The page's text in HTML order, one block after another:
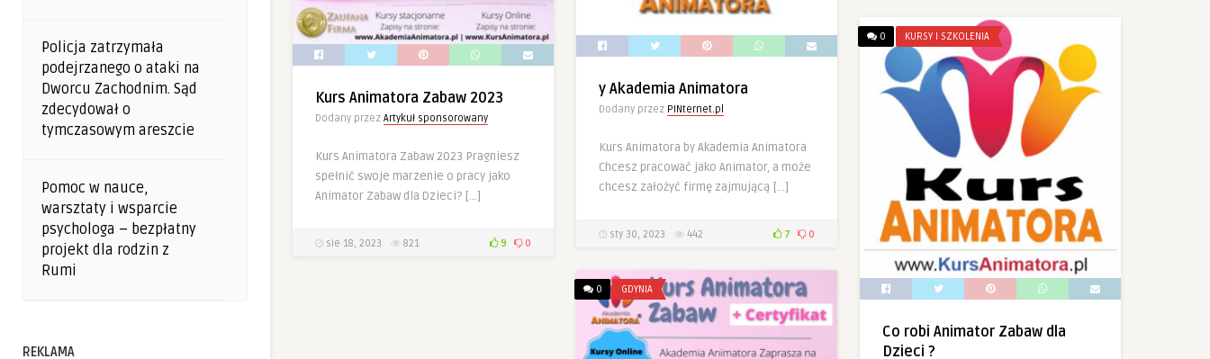
Policja zatrzymała
podejrzanego o ataki na
Dworcu Zachodnim. Sąd
zdecydował o
tymczasowym areszcie
Pomoc w nauce,
warsztaty i wsparcie
psychologa – bezpłatny
projekt dla rodzin z
Rumi
REKLAMA
Kurs Animatora Zabaw 2023
Dodany przez Artykuł sponsorowany
Kurs Animatora Zabaw 2023 Pragniesz
spełnić swoje marzenie o pracy jako
Animator Zabaw dla Dzieci? […]
sie 18, 2023 821 9 0
y Akademia Animatora
Dodany przez PINternet.pl
Kurs Animatora by Akademia Animatora
Chcesz pracować jako Animator, a może
chcesz założyć firmę zajmującą […]
sty 30, 2023 442 7 0
0 KURSY I SZKOLENIA
Co robi Animator Zabaw dla
Dzieci ?
0 GDYNIA